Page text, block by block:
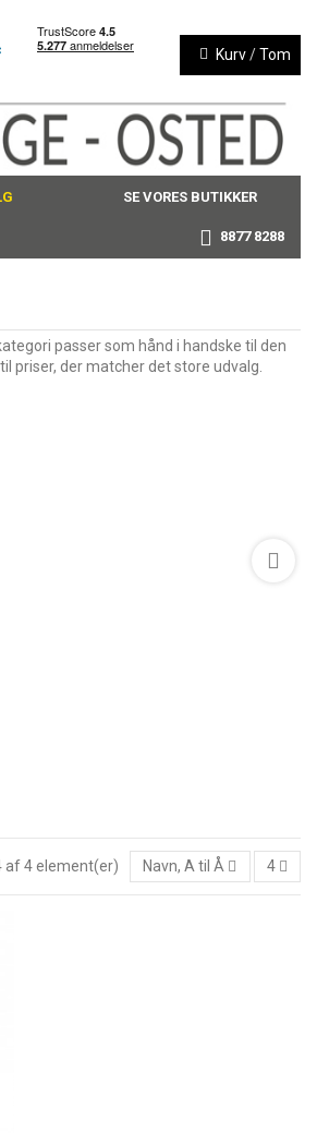
Kurv/Tom
SE VORES BUTIKKER
8877 8288
passer som hånd i handske til den
priser, der matcher det store udvalg.
af 4 element(er) Navn, A til Å 4